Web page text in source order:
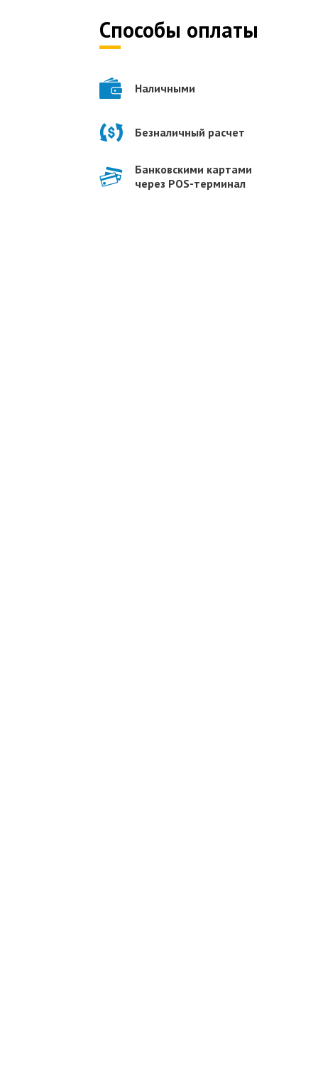
Способы оплаты
Наличными
Безналичный расчет
Банковскими картами
через POS-терминал